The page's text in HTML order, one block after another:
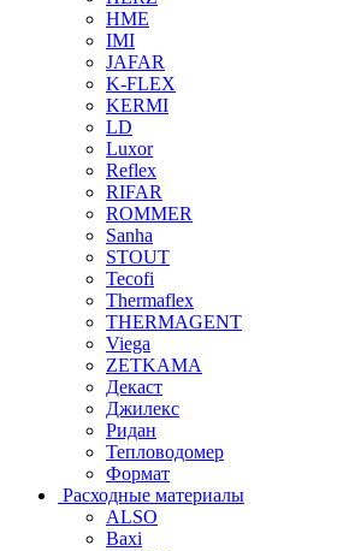
HME
IMI
JAFAR
K-FLEX
KERMI
LD
Luxor
Reflex
RIFAR
ROMMER
Sanha
STOUT
Tecofi
Thermaflex
THERMAGENT
Viega
ZETKAMA
Декаст
Джилекс
Ридан
Тепловодомер
Формат
Расходные материалы
ALSO
Baxi